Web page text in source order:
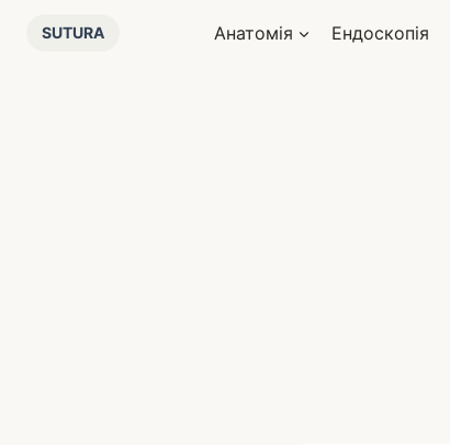
SUTURA Анатомія Ендоскопія